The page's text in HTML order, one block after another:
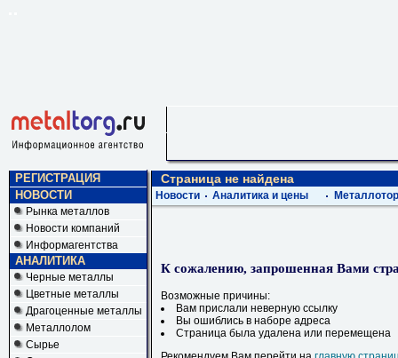
РЕГИСТРАЦИЯ
НОВОСТИ
Рынка металлов
Новости компаний
Информагентства
АНАЛИТИКА
Черные металлы
Цветные металлы
Драгоценные металлы
Металлолом
Сырье
Страница не найдена
Новости Аналитика и цены
К сожалению, запрошенная Вами
Возможные причины:
Вам прислали неверную ссылку
Вы ошиблись в наборе адреса
Страница была удалена или перемещена